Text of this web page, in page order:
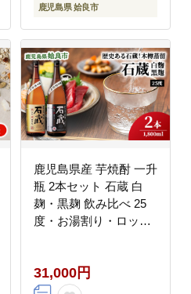
鹿児島県 姶良市
鹿児島県産 芋焼酎 一升
瓶 2本セット 石蔵 白
麹・黒麹 飲み比べ 25
度・お湯割り・ロッ
31,000円